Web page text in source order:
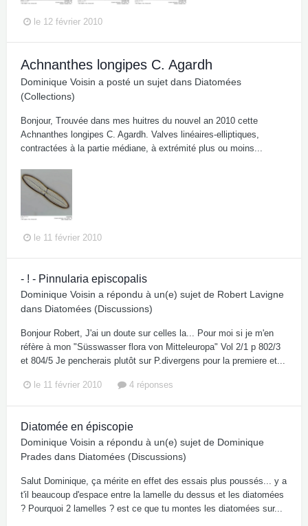
le 12 février 2010
Achnanthes longipes C. Agardh
Dominique Voisin a posté un sujet dans Diatomées
(Collections)
Bonjour, Trouvée dans mes huitres du nouvel an 2010 cette
Achnanthes longipes C. Agardh. Valves linéaires-elliptiques,
contractées à la partie médiane, à extrémité plus ou moins...
le 11 février 2010
- ! - Pinnularia episcopalis
Dominique Voisin a répondu à un(e) sujet de Robert Lavigne
dans Diatomées (Discussions)
Bonjour Robert, J'ai un doute sur celles la... Pour moi si je m'en
réfère à mon "Süsswasser flora von Mitteleuropa" Vol 2/1 p 802/3
et 804/5 Je pencherais plutôt sur P.divergens pour la premiere et...
le 11 février 2010 4 réponses
Diatomée en épiscopie
Dominique Voisin a répondu à un(e) sujet de Dominique
Prades dans Diatomées (Discussions)
Salut Dominique, ça mérite en effet des essais plus poussés... y a
t'il beaucoup d'espace entre la lamelle du dessus et les diatomées
? Pourquoi 2 lamelles ? est ce que tu montes les diatomées sur...